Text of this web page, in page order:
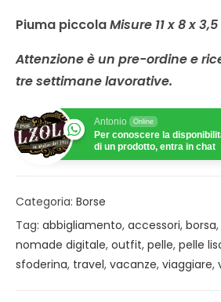
Piuma piccolaMisure 11 x 8 x 3,5
Attenzione è un pre-ordine e
tre settimane lavorative.
Antonio Online
Per conoscere la
di un prodotto, entra in chat
Categoria: Borse
Tag: abbigliamento, accessori, borsa,
nomade digitale, outfit, pelle, pelle
sfoderina, travel, vacanze, viaggiare,